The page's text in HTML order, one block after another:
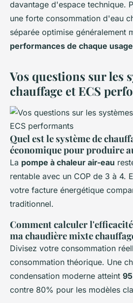
davantage d'espace technique.
une forte consommation d'eau
séparée optimise généralement
performances de chaque usage
Vos questions sur les
chauffage et ECS
Quel est le système de
économique pour produire
La pompe à chaleur air-eau
rentable avec un COP de 3 à 4.
votre facture énergétique
traditionnel.
Comment calculer
ma chaudière mixte
Divisez votre consommation
consommation théorique. Une
condensation moderne atteint
contre 80% pour les modèles